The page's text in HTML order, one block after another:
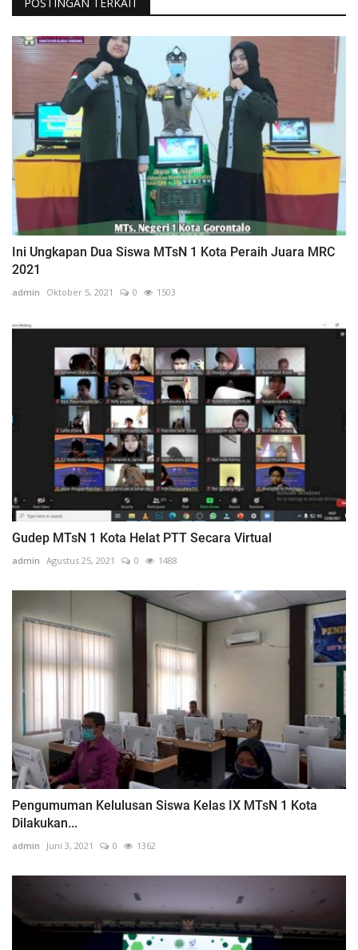
POSTINGAN TERKAIT
Ini Ungkapan Dua Siswa MTsN 1 Kota Peraih Juara MRC
2021
admin Oktober 5, 2021 0 1503
Gudep MTsN 1 Kota Helat PTT Secara Virtual
admin Agustus 25, 2021 0 1488
Pengumuman Kelulusan Siswa Kelas IX MTsN 1 Kota
Dilakukan...
admin Juni 3, 2021 0 1362